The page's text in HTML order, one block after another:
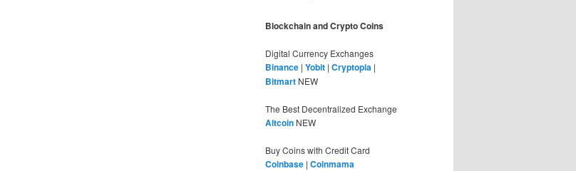
Blockchain and Crypto Coins
Digital Currency Exchanges
Binance | Yobit | Cryptopia |
Bitmart NEW
The Best Decentralized Exchange
Altcoin NEW
Buy Coins with Credit Card
Coinbase | Coinmama